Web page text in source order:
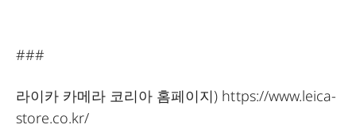
###
라이카 카메라 코리아 홈페이지) https://www.leica-
store.co.kr/